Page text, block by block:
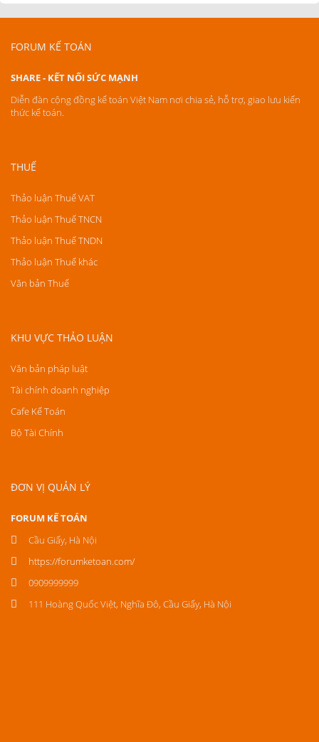
FORUM KẾ TOÁN
SHARE - KẾT NỐI SỨC MẠNH
Diễn đàn cộng đồng kế toán Việt Nam nơi chia sẻ, hỗ trợ, giao lưu kiến
thức kế toán.
THUẾ
Thảo luận Thuế VAT
Thảo luận Thuế TNCN
Thảo luận Thuế TNDN
Thảo luận Thuế khác
Văn bản Thuế
KHU VỰC THẢO LUẬN
Văn bản pháp luật
Tài chính doanh nghiệp
Cafe Kế Toán
Bộ Tài Chính
ĐƠN VỊ QUẢN LÝ
FORUM KẾ TOÁN
Cầu Giấy, Hà Nội
https://forumketoan.com/
0909999999
111 Hoàng Quốc Việt, Nghĩa Đô, Cầu Giấy, Hà Nội